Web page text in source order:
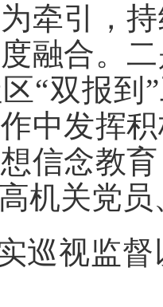
牵引，
融合。
“双报到
中发挥
信念教
机关党
实巡视监